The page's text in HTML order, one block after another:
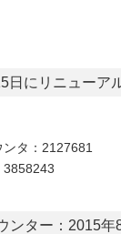
日にリニューア
タ：2127681
3858243
ンター：2015年